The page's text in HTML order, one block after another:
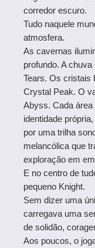
corredor escuro.
Tudo naquele
atmosfera.
As cavernas
profundo. A
Tears. Os cristais
Crystal Peak. O
Abyss. Cada
identidade
por uma trilha
melancólica que
exploração em
E no centro de
pequeno Knight.
Sem dizer uma
carregava uma
de solidão,
Aos poucos, o